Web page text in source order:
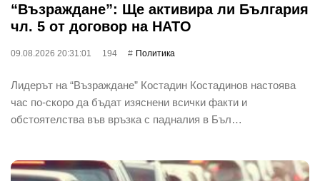
“Възраждане”: Ще активира ли България
чл. 5 от договор на НАТО
09.08.2026 20:31:01 194 Политика
Лидерът на “Възраждане” Костадин Костадинов настоява
час по-скоро да бъдат изяснени всички факти и
обстоятелства във връзка с падналия в Бъл…